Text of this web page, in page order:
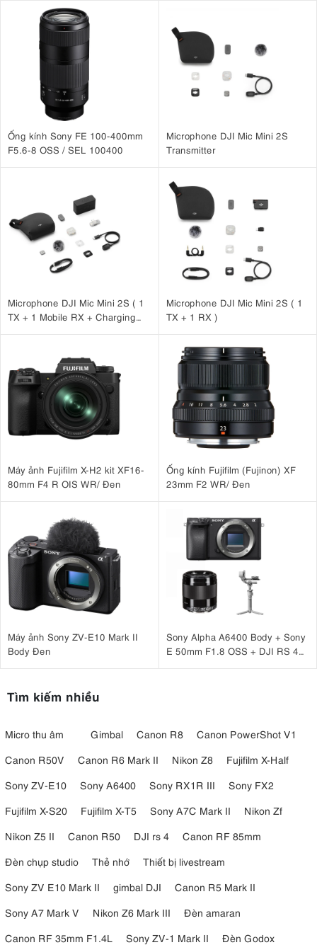
Ống kính Sony FE 100-400mm
F5.6-8 OSS / SEL 100400
Microphone DJI Mic Mini 2S
Transmitter
Microphone DJI Mic Mini 2S ( 1
TX + 1 Mobile RX + Charging
Microphone DJI Mic Mini 2S ( 1
TX + 1 RX )
Máy ảnh Fujifilm X-H2 kit XF16-
80mm F4 R OIS WR/ Đen
Ống kính Fujifilm (Fujinon) XF
23mm F2 WR/ Đen
Máy ảnh Sony ZV-E10 Mark II
Body Đen
Sony Alpha A6400 Body + Sony
E 50mm F1.8 OSS + DJI RS 4
Tìm kiếm nhiều
Micro thu âm Gimbal Canon R8
Canon PowerShot V1
Canon R50V
Canon R6 Mark II Nikon Z8
Fujifilm X-Half
Sony ZV-E10
Sony A6400 Sony RX1R III
Sony FX2
Fujifilm X-S20
Fujifilm X-T5 Sony A7C Mark II
Nikon Zf
Nikon Z5 II
Canon R50 DJI rs 4
Canon RF 85mm
Đèn chụp studio
Thẻ nhớ
Thiết bị livestream
Sony ZV E10 Mark II
gimbal DJI
Canon R5 Mark II
Sony A7 Mark V
Nikon Z6 Mark III
Đèn amaran
Canon RF 35mm F1.4L
Sony ZV-1 Mark II
Đèn Godox